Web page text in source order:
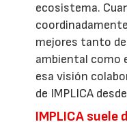
ecosistema.
mejores tanto
ambiental como
esa visión
de IMPLICA
IMPLICA suele